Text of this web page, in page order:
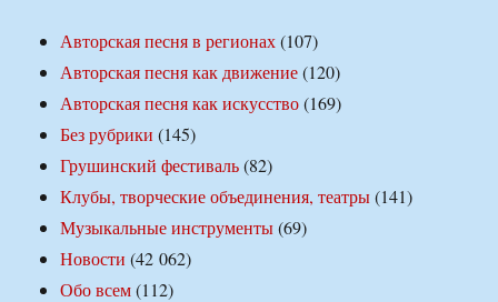
Авторская песня в регионах(107)
Авторская песня как движение(120)
Авторская песня как искусство(169)
Без рубрики (145)
Грушинский фестиваль(82)
Клубы, творческие объединения, театры(141)
Музыкальные инструменты(69)
Новости (42 062)
Обо всем(112)